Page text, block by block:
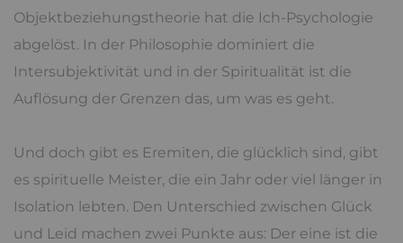
Objektbeziehungstheorie hat die Ich-Psychologie
abgelöst. In der Philosophie dominiert die
Intersubjektivität und in der Spiritualität ist die
Auflösung der Grenzen das, um was es geht.
Und doch gibt es Eremiten, die glücklich sind, gibt
es spirituelle Meister, die ein Jahr oder viel länger in
Isolation lebten. Den Unterschied zwischen Glück
und Leid machen zwei Punkte aus: Der eine ist die